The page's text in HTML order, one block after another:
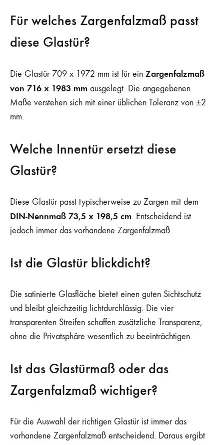
Für welches Zargenfalzmaß passt
diese Glastür?
Die Glastür 709 x 1972 mm ist für ein Zargenfalzmaß
von 716 x 1983 mm ausgelegt. Die angegebenen
Maße verstehen sich mit einer üblichen Toleranz von ±2
mm.
Welche Innentür ersetzt diese
Glastür?
Diese Glastür passt typischerweise zu Zargen mit dem
DIN-Nennmaß 73,5 x 198,5 cm. Entscheidend ist
jedoch immer das vorhandene Zargenfalzmaß.
Ist die Glastür blickdicht?
Die satinierte Glasfläche bietet einen guten Sichtschutz
und bleibt gleichzeitig lichtdurchlässig. Die vier
transparenten Streifen schaffen zusätzliche Transparenz,
ohne die Privatsphäre wesentlich zu beeinträchtigen.
Ist das Glastürmaß oder das
Zargenfalzmaß wichtiger?
Für die Auswahl der richtigen Glastür ist immer das
vorhandene Zargenfalzmaß entscheidend. Daraus ergibt